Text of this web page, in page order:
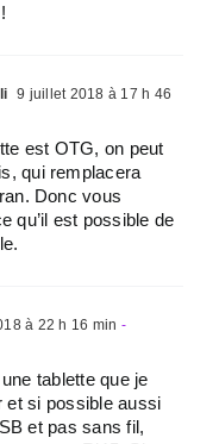
9 juillet 2018 à 17 h 46
est OTG, on peut
qui remplacera
Donc vous
qu’il est possible de
à 22 h 16 min -
tablette que je
et si possible aussi
et pas sans fil,